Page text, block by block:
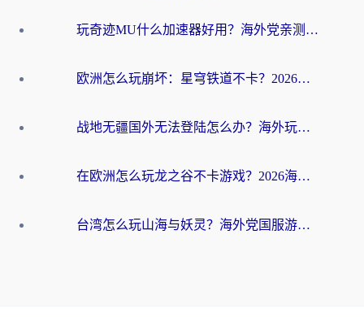
玩奇迹MU什么加速器好用？海外党亲测：这款加速器让你告别延迟卡顿！
欧洲怎么玩崩坏：星穹铁道不卡？2026海外玩家国服游戏加速器终极攻略
战地无疆国外无法登陆怎么办？海外玩家国服畅玩终极指南（附欧服魔兽EVE加速方案）
在欧洲怎么玩龙之谷不卡游戏？2026海外党国服游戏加速全攻略
台湾怎么玩山海与妖灵？海外党国服游戏加速全攻略，告别延迟卡顿